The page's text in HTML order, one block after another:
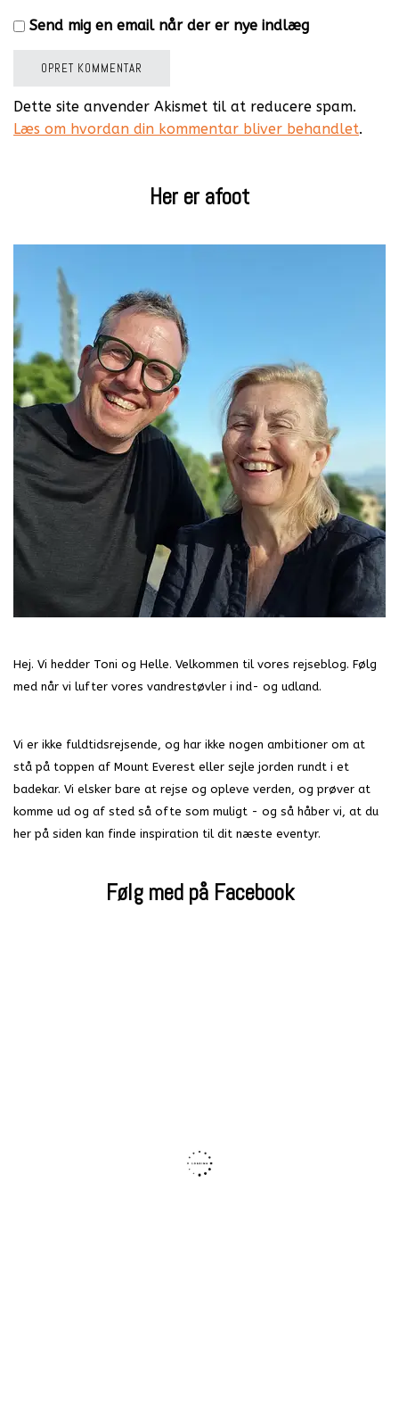
Send mig en email når der er nye indlæg
Dette site anvender Akismet til at reducere spam.
Læs om hvordan din kommentar bliver behandlet.
Her er afoot
Hej. Vi hedder Toni og Helle. Velkommen til vores rejseblog. Følg
med når vi lufter vores vandrestøvler i ind- og udland.
Vi er ikke fuldtidsrejsende, og har ikke nogen ambitioner om at
stå på toppen af Mount Everest eller sejle jorden rundt i et
badekar. Vi elsker bare at rejse og opleve verden, og prøver at
komme ud og af sted så ofte som muligt - og så håber vi, at du
her på siden kan finde inspiration til dit næste eventyr.
Følg med på Facebook